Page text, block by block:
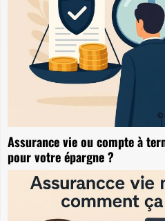
Assurance vie ou compte à
pour votre épargne ?